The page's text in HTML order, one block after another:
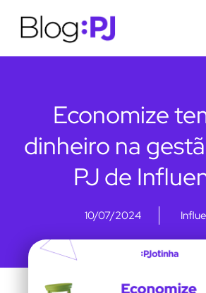
Economize
dinheiro na
PJ de
10/07/2024